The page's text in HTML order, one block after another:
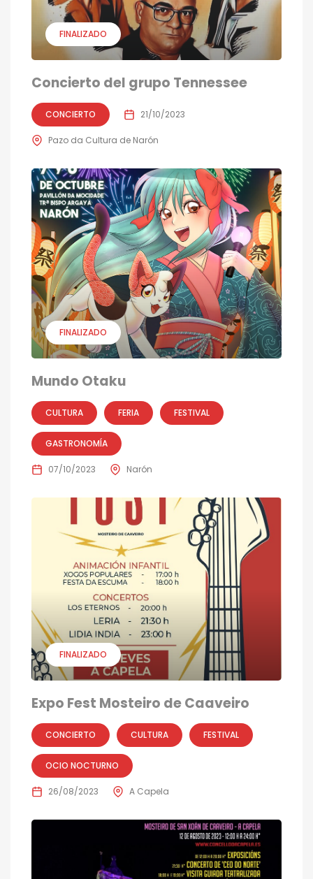
FINALIZADO
Concierto del grupo Tennessee
CONCIERTO 21/10/2023
Pazo da Cultura de Narón
FINALIZADO
Mundo Otaku
CULTURA FERIA FESTIVAL
GASTRONOMÍA
07/10/2023 Narón
FINALIZADO
Expo Fest Mosteiro de Caaveiro
CONCIERTO CULTURA FESTIVAL
OCIO NOCTURNO
26/08/2023 A Capela